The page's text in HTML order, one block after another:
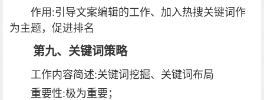
作用:引导文案编辑的工作、加入热搜关键词作
为主题，促进排名
第九、关键词策略
工作内容简述:关键词挖掘、关键词布局
重要性:极为重要；